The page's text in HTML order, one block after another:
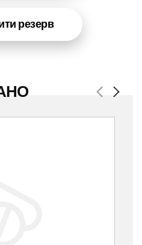
резерв
Previous
Next